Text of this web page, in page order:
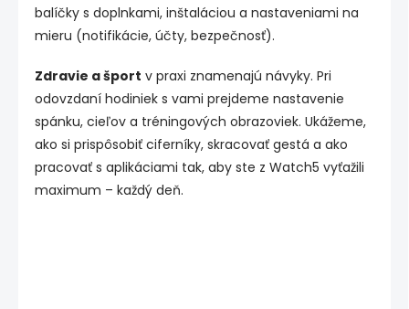
balíčky s doplnkami, inštaláciou a nastaveniami na
mieru (notifikácie, účty, bezpečnosť).
Zdravie a šport v praxi znamenajú návyky. Pri
odovzdaní hodiniek s vami prejdeme nastavenie
spánku, cieľov a tréningových obrazoviek. Ukážeme,
ako si prispôsobiť ciferníky, skracovať gestá a ako
pracovať s aplikáciami tak, aby ste z Watch5 vyťažili
maximum – každý deň.